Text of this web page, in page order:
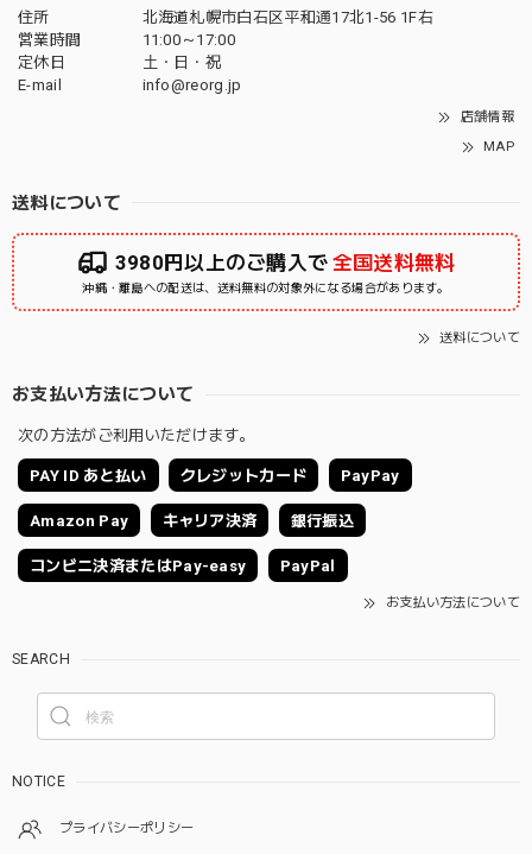
住所
北海道札幌市白石区平和通17北1-56 1F右
営業時間
11:00～17:00
定休日
土・日・祝
E-mail
info@reorg.jp
店舗情報
MAP
送料について
3980円以上のご購入で 全国送料無料
沖縄・離島への配送は、送料無料の対象外になる場合があります。
送料について
お支払い方法について
次の方法がご利用いただけます。
PAY ID あと払い クレジットカード PayPay
Amazon Pay キャリア決済 銀行振込
コンビニ決済またはPay-easy PayPal
お支払い方法について
SEARCH
NOTICE
プライバシーポリシー